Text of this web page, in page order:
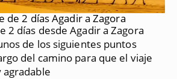
de 2 días Agadir a Zagora
2 días desde Agadir a Zagora
de los siguientes puntos
del camino para que el viaje